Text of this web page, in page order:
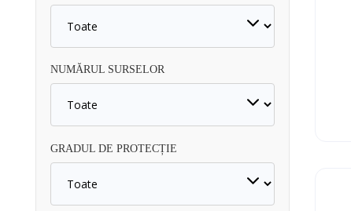
NUMĂRUL SURSELOR
GRADUL DE PROTECȚIE